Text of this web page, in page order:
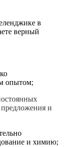
в
верный
опытом;
и
и химию;